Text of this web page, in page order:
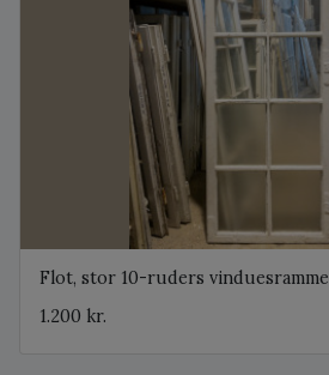
Flot, stor 10-ruders vinduesramme
1.200 kr.